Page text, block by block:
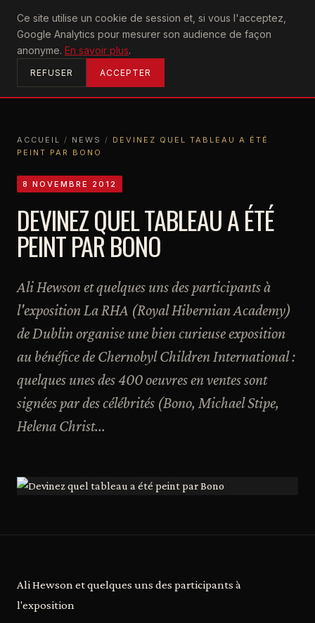
Ce site utilise un cookie de session et, si vous l'acceptez,
Google Analytics pour mesurer son audience de façon
anonyme. En savoir plus.
REFUSER ACCEPTER
U2achtung
ACCUEIL
ACCUEIL / NEWS / DEVINEZ QUEL TABLEAU A ÉTÉ
PEINT PAR BONO
8 NOVEMBRE 2012
DEVINEZ QUEL TABLEAU A ÉTÉ
PEINT PAR BONO
Ali Hewson et quelques uns des participants à
l'exposition La RHA (Royal Hibernian Academy)
de Dublin organise une bien curieuse exposition
au bénéfice de Chernobyl Children International :
quelques unes des 400 oeuvres en ventes sont
signées par des célébrités (Bono, Michael Stipe,
Helena Christ...
Ali Hewson et quelques uns des participants à
l'exposition